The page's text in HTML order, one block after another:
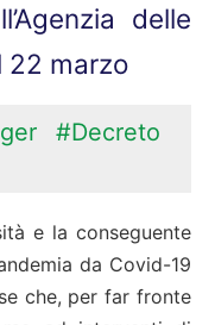
delle
22 marzo
#Decreto
e la conseguente
da Covid-19
che, per far fronte